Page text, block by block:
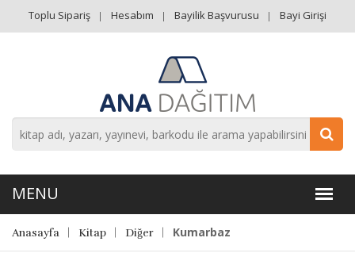
Toplu Sipariş Hesabım Bayilik Başvurusu Bayi Girişi
Anasayfa Kitap Diğer Kumarbaz